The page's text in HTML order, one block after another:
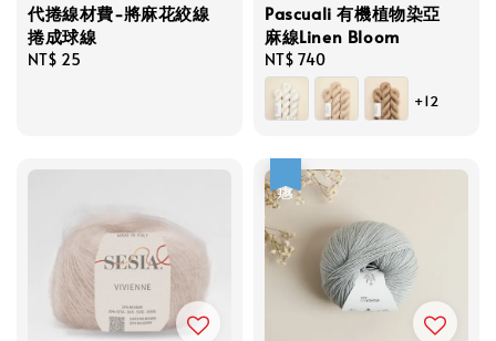
代捲線材費-將麻花絞線
捲成球線
Regular
NT$ 25
Pascuali 有機植物染亞
麻線Linen Bloom
Regular
price
NT$ 740
+12